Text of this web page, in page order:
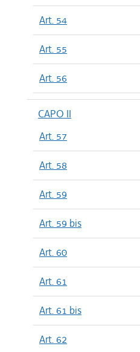
Art. 54
Art. 55
Art. 56
CAPO II
Art. 57
Art. 58
Art. 59
Art. 59 bis
Art. 60
Art. 61
Art. 61 bis
Art. 62